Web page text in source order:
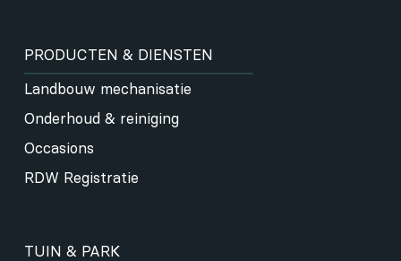
PRODUCTEN & DIENSTEN
Landbouw mechanisatie
Onderhoud & reiniging
Occasions
RDW Registratie
TUIN & PARK